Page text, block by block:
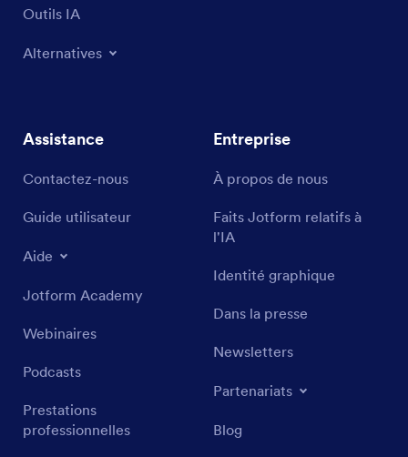
Outils IA
Alternatives
Assistance
Contactez-nous
Guide utilisateur
Aide
Jotform Academy
Webinaires
Podcasts
Prestations
professionnelles
Entreprise
À propos de nous
Faits Jotform relatifs à
l'IA
Identité graphique
Dans la presse
Newsletters
Partenariats
Blog